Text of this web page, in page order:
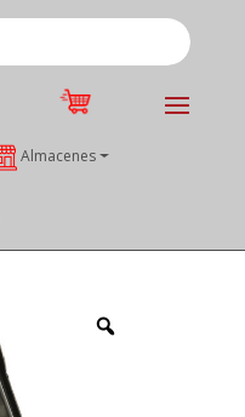
Almacenes